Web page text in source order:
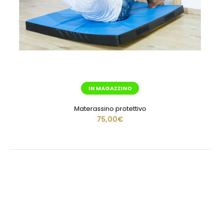
IN MAGAZZINO
Materassino protettivo
75,00€